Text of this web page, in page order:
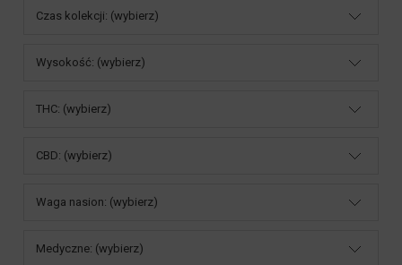
Czas kolekcji: (wybierz)
Wysokość: (wybierz)
THC: (wybierz)
CBD: (wybierz)
Waga nasion: (wybierz)
Medyczne: (wybierz)